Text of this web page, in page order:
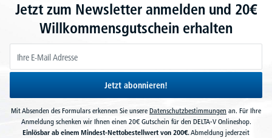
Jetzt zum Newsletter anmelden und 20€
Willkommensgutschein erhalten
Jetzt abonnieren!
Mit Absenden des Formulars erkennen Sie unsere Datenschutzbestimmungen an. Für Ihre
Anmeldung schenken wir Ihnen einen 20€ Gutschein für den DELTA-V Onlineshop.
Einlösbar ab einem Mindest-Nettobestellwert von 200€.Abmeldung jederzeit